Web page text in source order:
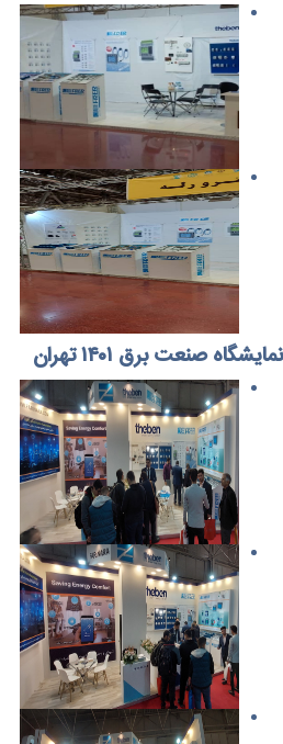
نمایشگاه صنعت برق ۱۴۰۱ تهران